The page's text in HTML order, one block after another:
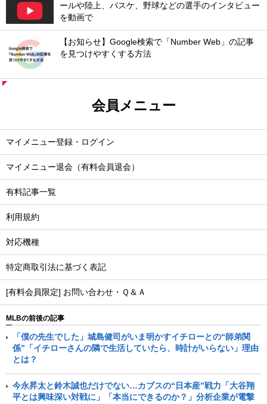
ールや陸上、バスケ、野球などの選手のインタビュー
を動画で
【お知らせ】Google検索で「Number Web」の記事
を見つけやすくする方法
会員メニュー
マイメニュー登録・ログイン
マイメニュー退会（有料会員退会）
有料記事一覧
利用規約
対応機種
特定商取引法に基づく表記
[有料会員限定] お問い合わせ・Ｑ＆Ａ
MLBの前後の記事
「僕の先生でした」城島健司がいま明かすイチローとの“師弟関
係”「イチローさんの隣で生活していたら、時計がいらない」理由
とは？
今永昇太と鈴木誠也だけでない…カブスの“日本産”戦力「大谷翔
平とは興味深い対戦に」「本当にできるのか？」分析企業が電撃